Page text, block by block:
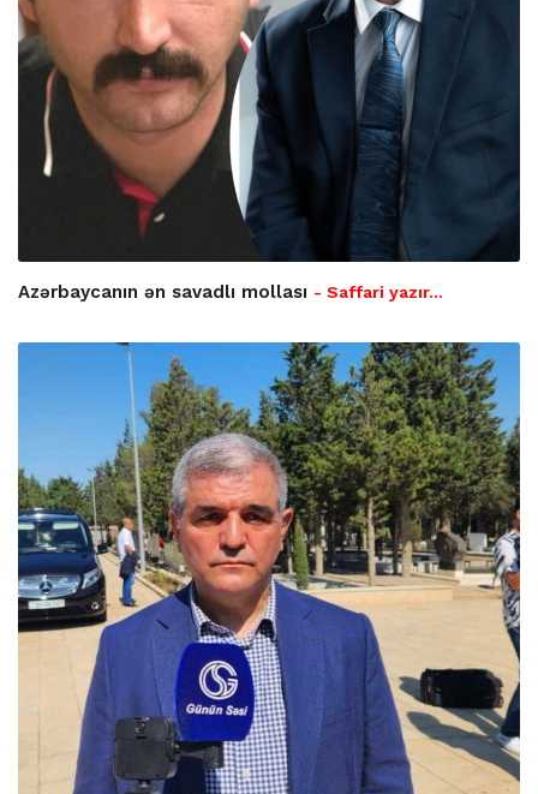
Azərbaycanın ən savadlı mollası - Saffari yazır…